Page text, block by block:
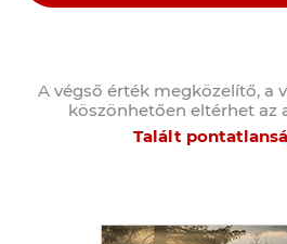
A végső érték megközelítő, a
köszönhetően eltérhet az
Talált